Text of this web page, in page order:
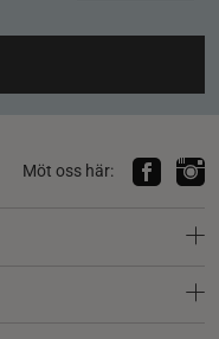
Möt oss här: